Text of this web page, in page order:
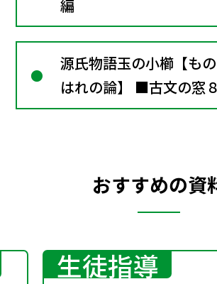
編
源氏物語玉の小櫛【も
はれの論】 ■古文の窓
居宣長以前の『源氏物
おすすめの資
生徒指導